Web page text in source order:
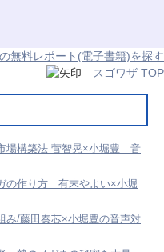
無料レポート(電子書籍)を探す
スゴワザ TOP
場構築法 菅智晃×小堀豊 音
の作り方 有末やよい×小堀
み/藤田奏芯×小堀豊の音声対